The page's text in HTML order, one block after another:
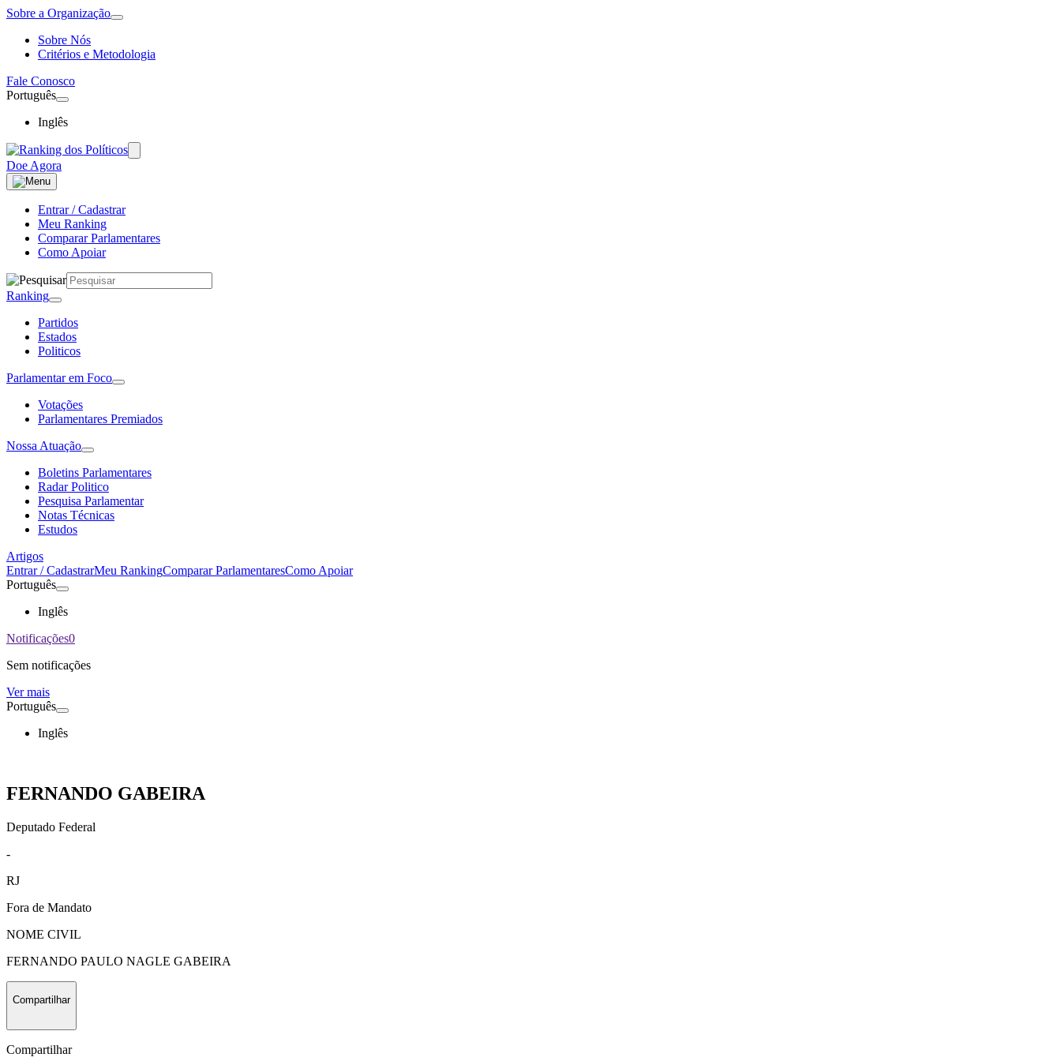
Sobre a Organização
Sobre Nós
Critérios e Metodologia
Fale Conosco
Português
Inglês
Doe Agora
Entrar / Cadastrar
Meu Ranking
Comparar Parlamentares
Como Apoiar
Ranking
Partidos
Estados
Politicos
Parlamentar em Foco
Votações
Parlamentares Premiados
Nossa Atuação
Boletins Parlamentares
Radar Politico
Pesquisa Parlamentar
Notas Técnicas
Estudos
Artigos
Entrar / CadastrarMeu RankingComparar ParlamentaresComo Apoiar
Português
Inglês
Notificações0
Sem notificações
Ver mais
Português
Inglês
FERNANDO GABEIRA
Deputado Federal
-
RJ
Fora de Mandato
NOME CIVIL
FERNANDO PAULO NAGLE GABEIRA
Compartilhar
Compartilhar